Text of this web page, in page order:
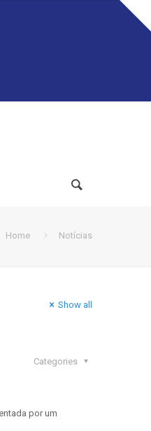
Home Notícias
Show all
Categories
por um